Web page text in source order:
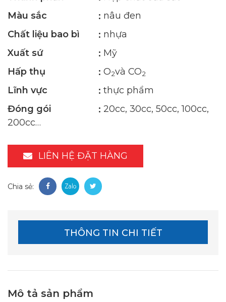
Màu sắc
nâu đen
Chất liệu bao bì
nhựa
Xuất sứ
Mỹ
Hấp thụ
O2và CO2
Lĩnh vực
thực phẩm
Đóng gói
20cc, 30cc, 50cc, 100cc,
200cc…
LIÊN HỆ ĐẶT HÀNG
Chia sẻ:
THÔNG TIN CHI TIẾT
Mô tả sản phẩm